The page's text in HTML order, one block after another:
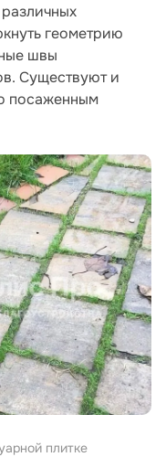
геометрию
швы
Существуют и
посаженным
плитке